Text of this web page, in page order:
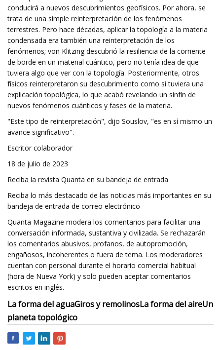
conducirá a nuevos descubrimientos geofísicos. Por ahora, se
trata de una simple reinterpretación de los fenómenos
terrestres. Pero hace décadas, aplicar la topología a la materia
condensada era también una reinterpretación de los
fenómenos; von Klitzing descubrió la resiliencia de la corriente
de borde en un material cuántico, pero no tenía idea de que
tuviera algo que ver con la topología. Posteriormente, otros
físicos reinterpretaron su descubrimiento como si tuviera una
explicación topológica, lo que acabó revelando un sinfín de
nuevos fenómenos cuánticos y fases de la materia.
"Este tipo de reinterpretación", dijo Souslov, "es en sí mismo un
avance significativo".
Escritor colaborador
18 de julio de 2023
Reciba la revista Quanta en su bandeja de entrada
Reciba lo más destacado de las noticias más importantes en su
bandeja de entrada de correo electrónico
Quanta Magazine modera los comentarios para facilitar una
conversación informada, sustantiva y civilizada. Se rechazarán
los comentarios abusivos, profanos, de autopromoción,
engañosos, incoherentes o fuera de tema. Los moderadores
cuentan con personal durante el horario comercial habitual
(hora de Nueva York) y solo pueden aceptar comentarios
escritos en inglés.
La forma del aguaGiros y remolinosLa forma del aireUn
planeta topológico